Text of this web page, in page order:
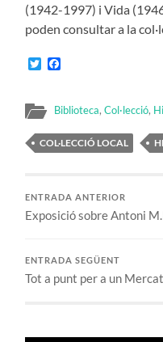
(1942-1997) i Vida
poden consultar a la
Twitter
Biblioteca,Col·lecció,
COL·LECCIÓ LOCAL
ENTRADA ANTERIOR
Exposició sobre Antoni
ENTRADA SEGÜENT
Tot a punt per a un